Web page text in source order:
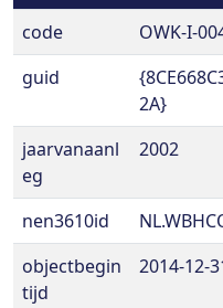
code
OWK-I-
guid
2A}
jaarvanaanl
eg
2002
nen3610id
objectbegin
tijd
2014-12-